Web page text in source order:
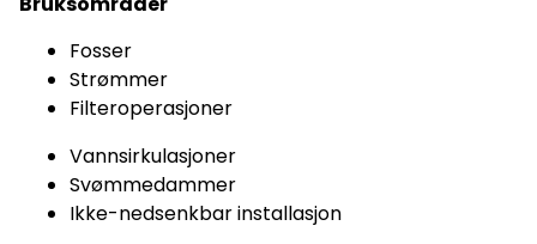
Fosser
Strømmer
Filteroperasjoner
Vannsirkulasjoner
Svømmedammer
Ikke-nedsenkbar installasjon